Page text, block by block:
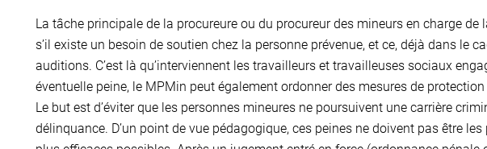
La tâche principale de la procureure ou du procureur des mineurs en charge
s’il existe un besoin de soutien chez la personne prévenue, et ce, déjà dans le
auditions. C’est là qu’interviennent les travailleurs et travailleuses sociaux
éventuelle peine, le MPMin peut également ordonner des mesures de
Le but est d’éviter que les personnes mineures ne poursuivent une carrière
délinquance. D’un point de vue pédagogique, ces peines ne doivent pas être